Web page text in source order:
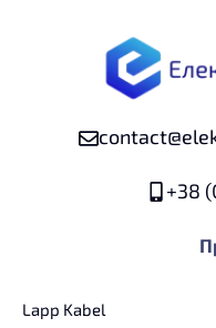
+38
Lapp Kabel